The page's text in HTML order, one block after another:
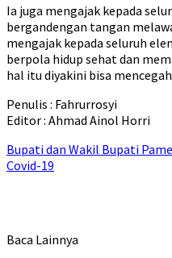
Ia juga mengajak kepada
bergandengan tangan
mengajak kepada seluruh
berpola hidup sehat dan
hal itu diyakini bisa
Penulis : Fahrurrosyi
Editor : Ahmad Ainol Horri
Bupati dan Wakil Bupati
Covid-19
Baca Lainnya